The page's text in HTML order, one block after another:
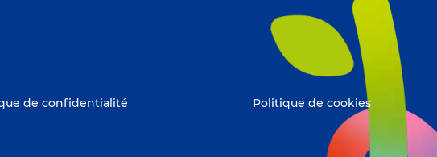
de confidentialité Politique de cookies